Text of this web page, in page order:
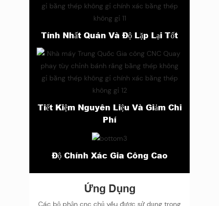
Tính Nhất Quán Và Độ Lặp Lại Tốt
Tiết Kiệm Nguyên Liệu Và Giảm Chi
Phí
Độ Chính Xác Gia Công Cao
Ứng Dụng
Các bộ phận cnc chủ yếu được sử dụng trong